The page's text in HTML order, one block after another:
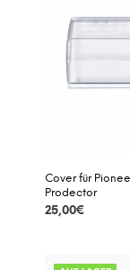
Cover für
Prodector
25,00€